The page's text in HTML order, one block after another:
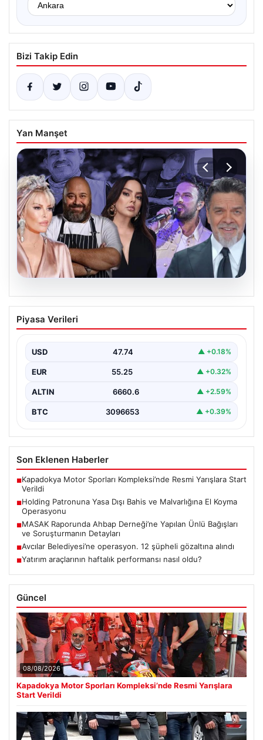
Bizi Takip Edin
Yan Manşet
MASAK Raporunda Ahbap Derneği’ne
Yapılan Ünlü Bağışları ve Soruşturmanın
Ahbap Derneği’ne yönelik devam eden soruşturma
incelemesi yapıldı. Mali…
Piyasa Verileri
USD 47.74 ▲ +0.18%
EUR 55.25 ▲ +0.32%
ALTIN 6660.6 ▲ +2.59%
BTC 3096653 ▲ +0.39%
Son Eklenen Haberler
■Kapadokya Motor Sporları Kompleksi’nde Resmi Yarışlara Start
Verildi
■Holding Patronuna Yasa Dışı Bahis ve Malvarlığına El Koyma
Operasyonu
■MASAK Raporunda Ahbap Derneği’ne Yapılan Ünlü Bağışları
ve Soruşturmanın Detayları
■Avcılar Belediyesi’ne operasyon. 12 şüpheli gözaltına alındı
■Yatırım araçlarının haftalık performansı nasıl oldu?
Güncel
08/08/2026
Kapadokya Motor Sporları Kompleksi’nde Resmi Yarışlara
Start Verildi